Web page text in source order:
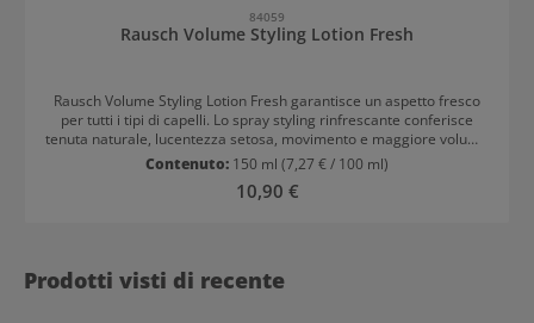
84059
Rausch Volume Styling Lotion Fresh
Rausch Volume Styling Lotion Fresh garantisce un aspetto fresco
per tutti i tipi di capelli. Lo spray styling rinfrescante conferisce
tenuta naturale, lucentezza setosa, movimento e maggiore volume
alla radice. Inoltre, protegge dal calore dell'asciugacapelli e riduce
Aronia svizzera, girasole e grano di alta qualità. È adatto a tutti i tipi
dei capelli. Modellare come di consueto. Prodotto in Svizzera, con il
93% di ingredienti naturali e il 97% biodegradabile. Senza
Contenuto: 150 ml (7,27 € / 100 ml)
Prezzo normale:
10,90 €
Prodotti visti di recente